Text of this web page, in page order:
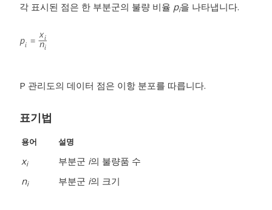
각 표시된 점은 한 부분군의 불량 비율 pi을 나타냅니다.
P 관리도의 데이터 점은 이항 분포를 따릅니다.
표기법
용어 설명
xi 부분군 i의 불량품 수
ni 부분군 i의 크기